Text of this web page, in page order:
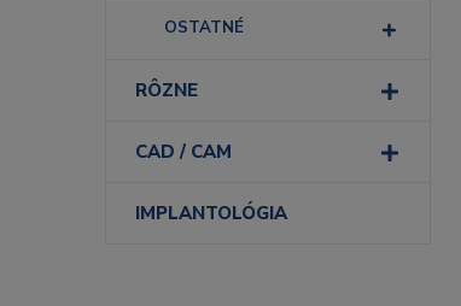
OSTATNÉ
RÔZNE
CAD / CAM
IMPLANTOLÓGIA